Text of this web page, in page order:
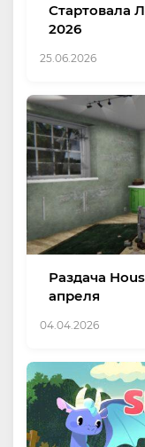
Стартовала
2026
25.06.2026
Раздача
апреля
04.04.2026